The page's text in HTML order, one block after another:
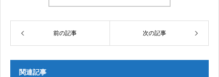
前の記事 次の記事
関連記事